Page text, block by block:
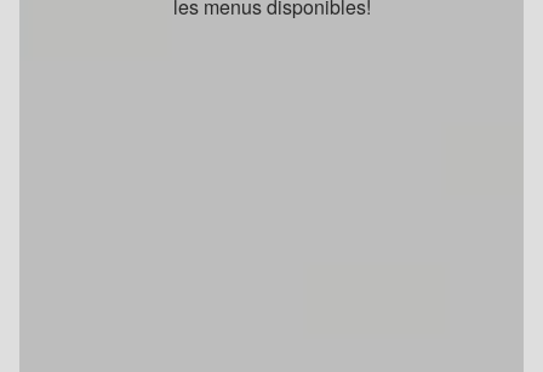
les menus disponibles!